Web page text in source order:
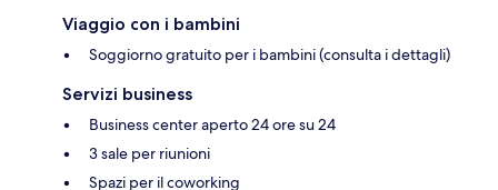
Viaggio con i bambini
Soggiorno gratuito per i bambini (consulta i dettagli)
Servizi business
Business center aperto 24 ore su 24
3 sale per riunioni
Spazi per il coworking